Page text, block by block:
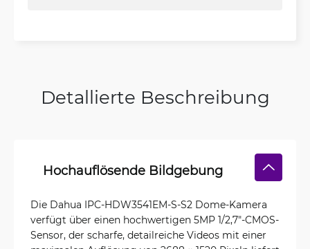
Detallierte Beschreibung
Hochauflösende Bildgebung
Die Dahua IPC-HDW3541EM-S-S2 Dome-Kamera
verfügt über einen hochwertigen 5MP 1/2,7"-CMOS-
Sensor, der scharfe, detailreiche Videos mit einer